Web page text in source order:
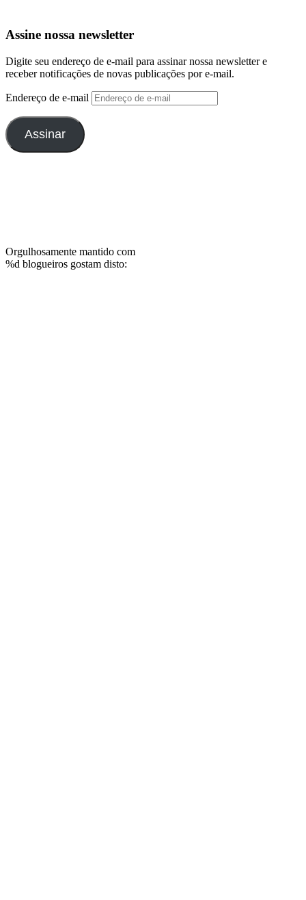
Assine nossa newsletter
Digite seu endereço de e-mail para assinar nossa newsletter e
receber notificações de novas publicações por e-mail.
Endereço de e-mail
Assinar
Orgulhosamente mantido com
%d blogueiros gostam disto: